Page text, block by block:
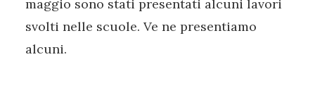
maggio sono stati presentati alcuni lavori
svolti nelle scuole. Ve ne presentiamo
alcuni.